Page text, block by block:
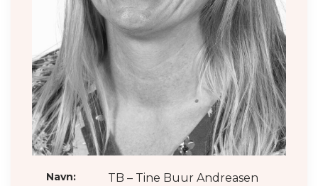
Navn: TB – Tine Buur Andreasen